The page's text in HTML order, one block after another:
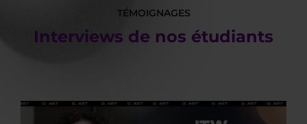
TÉMOIGNAGES
Interviews de nos étudiants